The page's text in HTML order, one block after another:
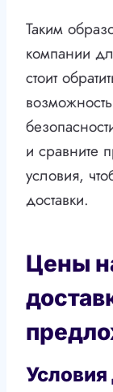
Таким
компании
стоит
и сравните
условия,
доставки.
Цены
Условия